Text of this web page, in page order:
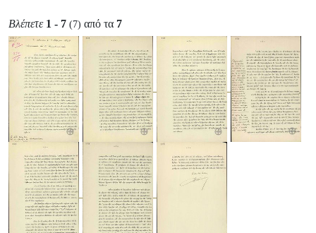
Βλέπετε 1 - 7 (7) από τα 7